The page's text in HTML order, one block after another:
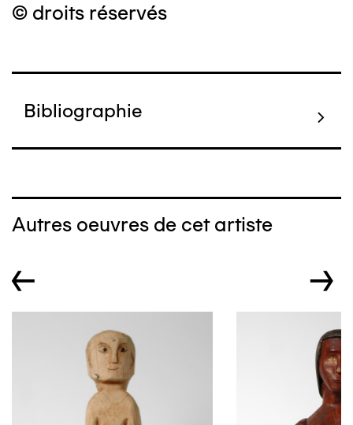
© droits réservés
Bibliographie
Autres oeuvres de cet artiste
← →